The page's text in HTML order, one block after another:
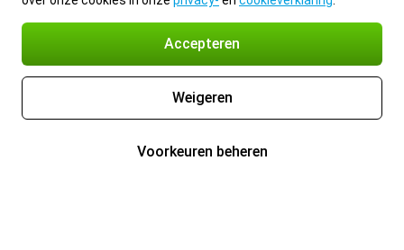
Accepteren
Weigeren
Voorkeuren beheren